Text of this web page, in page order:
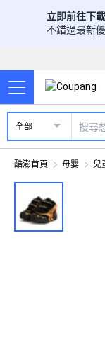
立即前往下
不錯過最新
全部
酷澎首頁 母嬰 兒